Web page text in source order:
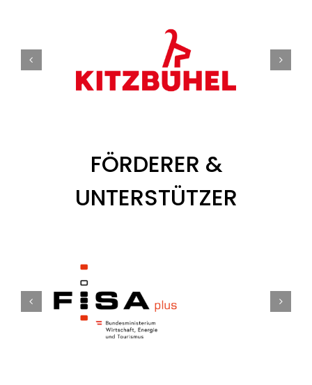
FÖRDERER &
UNTERSTÜTZER